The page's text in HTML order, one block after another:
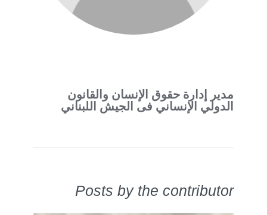
مدير إدارة حقوق الإنسان والقانون
الدولي الإنساني فى الجيش اللبناني
Posts by the contributor